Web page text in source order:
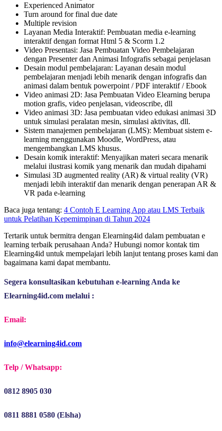
Experienced Animator
Turn around for final due date
Multiple revision
Layanan Media Interaktif: Pembuatan media e-learning
interaktif dengan format Html 5 & Scorm 1.2
Video Presentasi: Jasa Pembuatan Video Pembelajaran
dengan Presenter dan Animasi Infografis sebagai penjelasan
Desain modul pembelajaran: Layanan desain modul
pembelajaran menjadi lebih menarik dengan infografis dan
animasi dalam bentuk powerpoint / PDF interaktif / Ebook
Video animasi 2D: Jasa Pembuatan Video Elearning berupa
motion grafis, video penjelasan, videoscribe, dll
Video animasi 3D: Jasa pembuatan video edukasi animasi 3D
untuk simulasi peralatan mesin, simulasi aktivitas, dll.
Sistem manajemen pembelajaran (LMS): Membuat sistem e-
learning menggunakan Moodle, WordPress, atau
mengembangkan LMS khusus.
Desain komik interaktif: Menyajikan materi secara menarik
melalui ilustrasi komik yang menarik dan mudah dipahami
Simulasi 3D augmented reality (AR) & virtual reality (VR)
menjadi lebih interaktif dan menarik dengan penerapan AR &
VR pada e-learning
Baca juga tentang: 4 Contoh E Learning App atau LMS Terbaik
untuk Pelatihan Kepemimpinan di Tahun 2024
Tertarik untuk bermitra dengan Elearning4id dalam pembuatan e
learning terbaik perusahaan Anda? Hubungi nomor kontak tim
Elearning4id untuk mempelajari lebih lanjut tentang proses kami dan
bagaimana kami dapat membantu.
Segera konsultasikan kebutuhan e-learning Anda ke
Elearning4id.com melalui :
Email:
info@elearning4id.com
Telp / Whatsapp:
0812 8905 030
0811 8881 0580 (Elsha)